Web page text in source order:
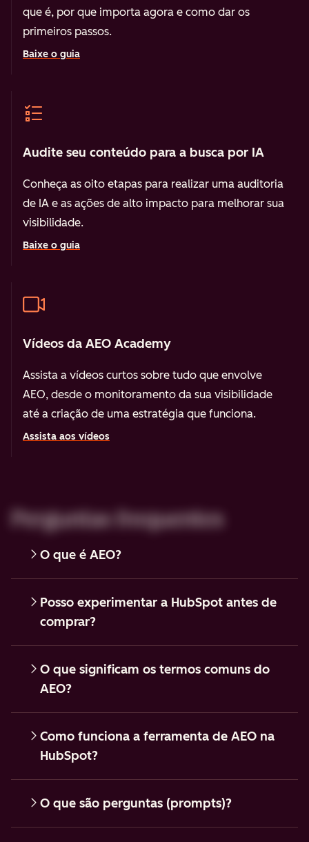
que é, por que importa agora e como dar os
primeiros passos.
Baixe o guia
Audite seu conteúdo para a busca por IA
Conheça as oito etapas para realizar uma auditoria
de IA e as ações de alto impacto para melhorar sua
visibilidade.
Baixe o guia
Vídeos da AEO Academy
Assista a vídeos curtos sobre tudo que envolve
AEO, desde o monitoramento da sua visibilidade
até a criação de uma estratégia que funciona.
Assista aos vídeos
Perguntas frequentes
O que é AEO?
Posso experimentar a HubSpot antes de
comprar?
O que significam os termos comuns do
AEO?
Como funciona a ferramenta de AEO na
HubSpot?
O que são perguntas (prompts)?